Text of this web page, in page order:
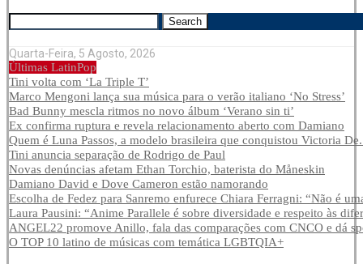
Search
Quarta-Feira, 5 Agosto, 2026
Últimas LatinPop
Tini volta com ‘La Triple T’
Marco Mengoni lança sua música para o verão italiano ‘No Stress’
Bad Bunny mescla ritmos no novo álbum ‘Verano sin ti’
Ex confirma ruptura e revela relacionamento aberto com Damiano
Quem é Luna Passos, a modelo brasileira que conquistou Victoria
Tini anuncia separação de Rodrigo de Paul
Novas denúncias afetam Ethan Torchio, baterista do Måneskin
Damiano David e Dove Cameron estão namorando
Escolha de Fedez para Sanremo enfurece Chiara Ferragni: “Não é
Laura Pausini: “Anime Parallele é sobre diversidade e respeito às
ANGEL22 promove Anillo, fala das comparações com CNCO e dá
O TOP 10 latino de músicas com temática LGBTQIA+